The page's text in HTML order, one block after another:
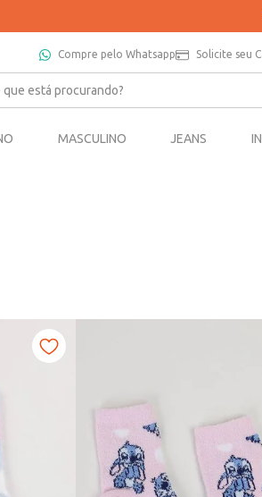
Compre pelo Whatsapp Solicite seu
está procurando?
MASCULINO JEANS